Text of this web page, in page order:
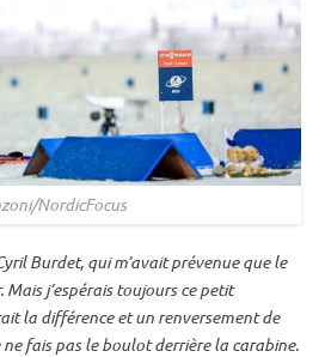
NordicFocus
Burdet, qui m’avait prévenue que le
j’espérais toujours ce petit
la différence et un renversement de
ne fais pas le boulot derrière la carabine.